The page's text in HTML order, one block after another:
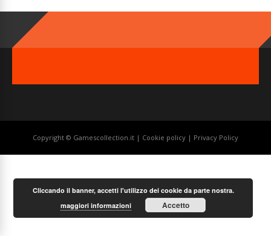
Copyright © Gamescollection.it | Cookie policy | Privacy Policy
Cliccando il banner, accetti l'utilizzo dei cookie da parte nostra.
maggiori informazioni
Accetto